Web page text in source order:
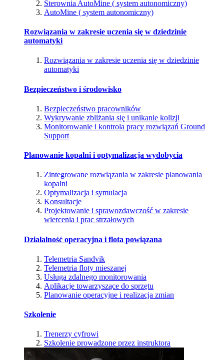
Sterownia AutoMine ( system autonomiczny)
AutoMine ( system autonomiczny)
Rozwiązania w zakresie uczenia się w dziedzinie
automatyki
Rozwiązania w zakresie uczenia się w dziedzinie
automatyki
Bezpieczeństwo i środowisko
Bezpieczeństwo pracowników
Wykrywanie zbliżania się i unikanie kolizji
Monitorowanie i kontrola pracy rozwiązań Ground
Support
Planowanie kopalni i optymalizacja wydobycia
Zintegrowane rozwiązania w zakresie planowania
kopalni
Optymalizacja i symulacja
Konsultacje
Projektowanie i sprawozdawczość w zakresie
wiercenia i prac strzałowych
Działalność operacyjna i flota powiązana
Telemetria Sandvik
Telemetria floty mieszanej
Usługa zdalnego monitorowania
Aplikacje towarzyszące do sprzętu
Planowanie operacyjne i realizacja zmian
Szkolenie
Trenerzy cyfrowi
Szkolenie prowadzone przez instruktora